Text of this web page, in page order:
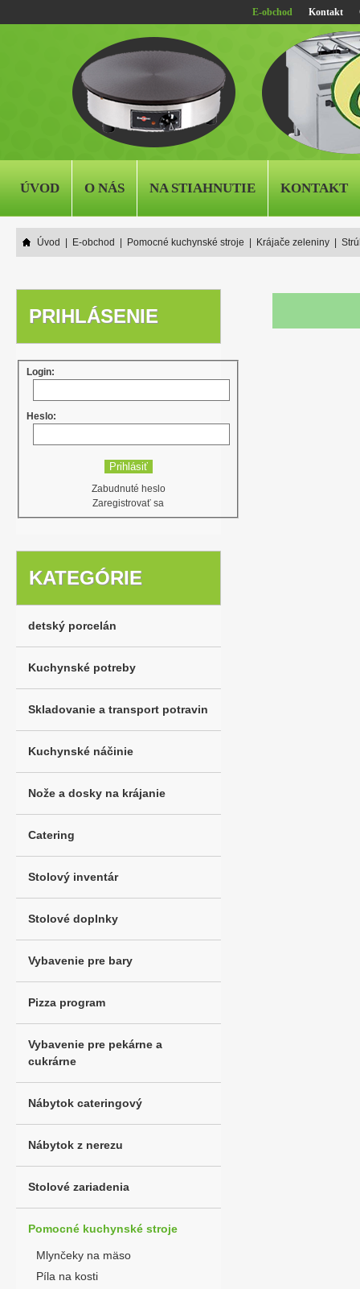
E-obchod Kontakt
ÚVOD O NÁS NA STIAHNUTIE KONTAKT
Úvod E-obchod Pomocné kuchynské stroje Krájače zeleniny
PRIHLÁSENIE
Login:
Heslo:
Zabudnuté heslo
Zaregistrovať sa
KATEGÓRIE
detský porcelán
Kuchynské potreby
Skladovanie a transport potravin
Kuchynské náčinie
Nože a dosky na krájanie
Catering
Stolový inventár
Stolové doplnky
Vybavenie pre bary
Pizza program
Vybavenie pre pekárne a
cukrárne
Nábytok cateringový
Nábytok z nerezu
Stolové zariadenia
Pomocné kuchynské stroje
Mlynčeky na mäso
Píla na kosti